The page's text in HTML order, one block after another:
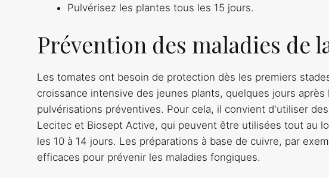
Pulvérisez les plantes tous les 15 jours.
Prévention des maladies de
Les tomates ont besoin de protection dès les premiers
croissance intensive des jeunes plants, quelques jours
pulvérisations préventives. Pour cela, il convient d'utiliser
Lecitec et Biosept Active, qui peuvent être utilisées tout au
les 10 à 14 jours. Les préparations à base de cuivre, par
efficaces pour prévenir les maladies fongiques.